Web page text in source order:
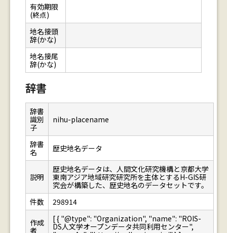
有効期限
(終点)
地名接頭
辞(かな)
地名接尾
辞(かな)
辞書
辞書
識別
子
nihu-placename
辞書
名
歴史地名データ
説明
歴史地名データは、人間文化研究機構と京都大学
東南アジア地域研究研究所を主体とするH-GIS研
究会が構築した、歴史地名のデータセットです。
件数
298914
作成
者
[ { "@type": "Organization", "name": "ROIS-
DS人文学オープンデータ共同利用センター",